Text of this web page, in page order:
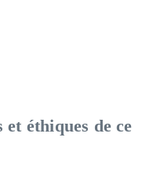
éthiques de ce